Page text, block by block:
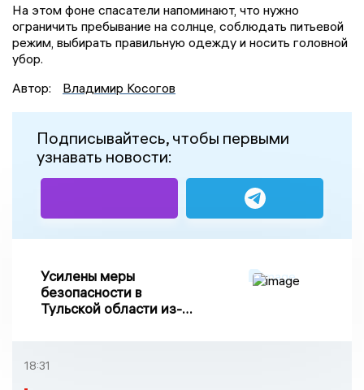
На этом фоне спасатели напоминают, что нужно
ограничить пребывание на солнце, соблюдать питьевой
режим, выбирать правильную одежду и носить головной
убор.
Автор:
Владимир Косогов
Подписывайтесь, чтобы первыми
узнавать новости:
Усилены меры
безопасности в
Тульской области из-за
18:31